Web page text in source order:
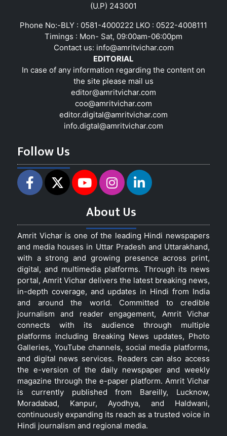
(U.P) 243001
Phone No:-BLY : 0581-4000222 LKO : 0522-4008111
Timings : Mon- Sat, 09:00am-06:00pm
Contact us: info@amritvichar.com
EDITORIAL
In case of any information regarding the content on
the site please mail us
editor@amritvichar.com
coo@amritvichar.com
editor.digital@amritvichar.com
info.digtal@amritvichar.com
Follow Us
About Us
Amrit Vichar is one of the leading Hindi newspapers
and media houses in Uttar Pradesh and Uttarakhand,
with a strong and growing presence across print,
digital, and multimedia platforms. Through its news
portal, Amrit Vichar delivers the latest breaking news,
in-depth coverage, and updates in Hindi from India
and around the world. Committed to credible
journalism and reader engagement, Amrit Vichar
connects with its audience through multiple
platforms including Breaking News updates, Photo
Galleries, YouTube channels, social media platforms,
and digital news services. Readers can also access
the e-version of the daily newspaper and weekly
magazine through the e-paper platform. Amrit Vichar
is currently published from Bareilly, Lucknow,
Moradabad, Kanpur, Ayodhya, and Haldwani,
continuously expanding its reach as a trusted voice in
Hindi journalism and regional media.